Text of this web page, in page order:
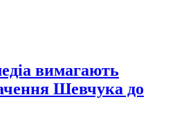
вимагають
Шевчука до